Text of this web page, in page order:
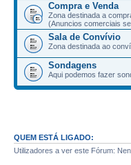
Compra e Venda
Zona destinada a
(Anuncios comerciais
Sala de Convívio
Zona destinada ao
Sondagens
Aqui podemos fazer
QUEM ESTÁ LIGADO:
Utilizadores a ver este Fórum: